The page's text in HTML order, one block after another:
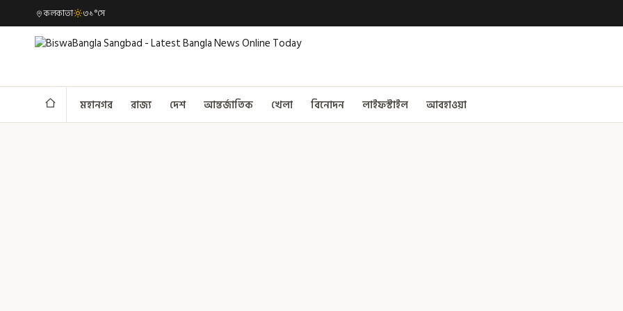
কলকাতা ৩১°সে
মহানগর রাজ্য দেশ আন্তর্জাতিক খেলা বিনোদন লাইফস্টাইল আবহাওয়া